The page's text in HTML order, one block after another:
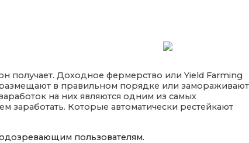
получает. Доходное фермерство или Yield Farming
в правильном порядке или замораживают
на них являются одним из самых
заработать. Которые автоматически рестейкают
пользователям.